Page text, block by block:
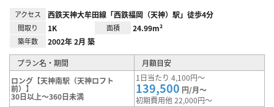
アクセス 西鉄天神大牟田線「西鉄福岡（天神）駅」徒歩4分
間取り 1K 面積 24.99m²
築年数 2002年 2月 築
プラン名・期間
月額目安
ロング【天神南駅（天神ロフト
前）】
30日以上～360日未満
1日当たり 4,100円～
139,500 円/月～
初期費用他 22,000円～